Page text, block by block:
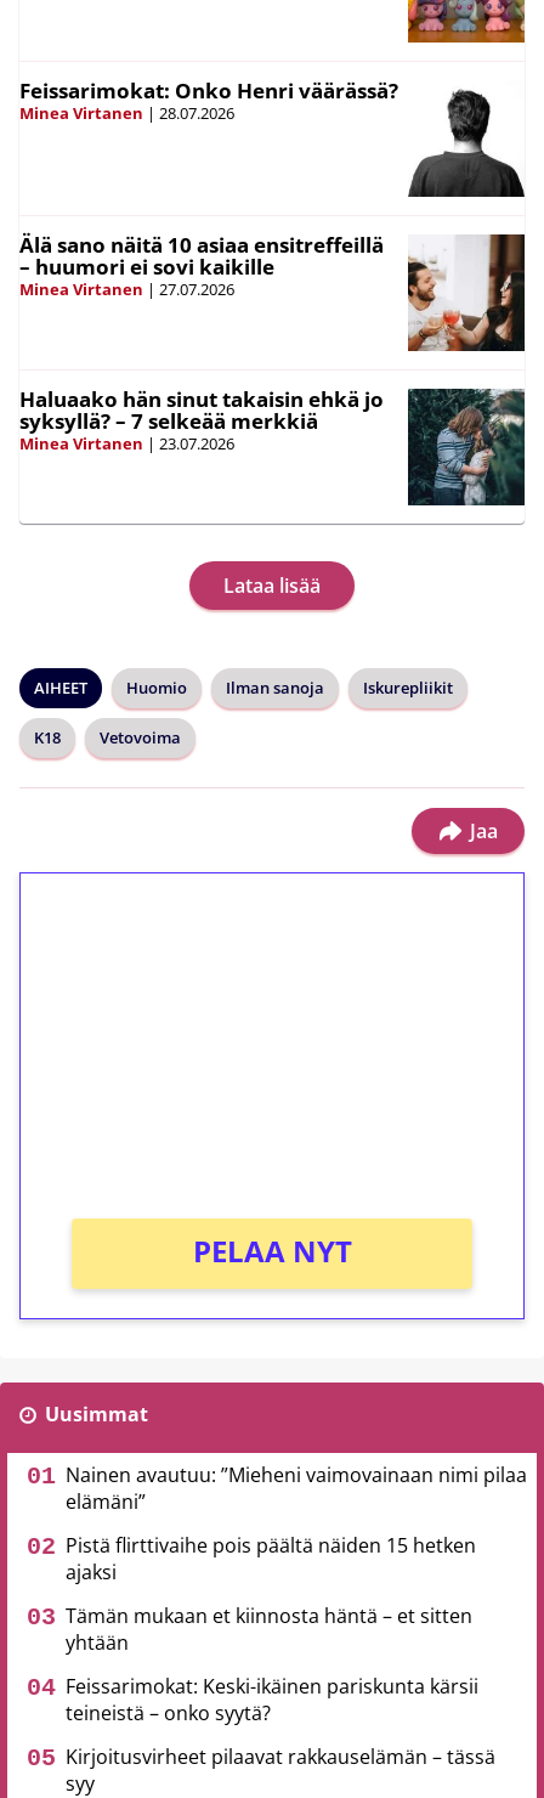
Feissarimokat: Onko Henri väärässä?
Minea Virtanen | 28.07.2026
Älä sano näitä 10 asiaa ensitreffeillä
– huumori ei sovi kaikille
Minea Virtanen | 27.07.2026
Haluaako hän sinut takaisin ehkä jo
syksyllä? – 7 selkeää merkkiä
Minea Virtanen | 23.07.2026
Lataa lisää
AIHEET Huomio Ilman sanoja Iskurepliikit
K18 Vetovoima
Jaa
PELAA NYT
Uusimmat
Nainen avautuu: ”Mieheni vaimovainaan nimi pilaa
elämäni”
Pistä flirttivaihe pois päältä näiden 15 hetken
ajaksi
Tämän mukaan et kiinnosta häntä – et sitten
yhtään
Feissarimokat: Keski-ikäinen pariskunta kärsii
teineistä – onko syytä?
Kirjoitusvirheet pilaavat rakkauselämän – tässä
syy